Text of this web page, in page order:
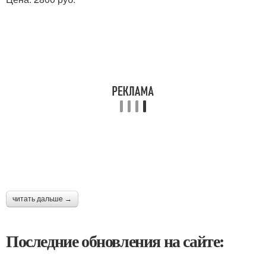
читать дальше →
Последние обновления на сайте: